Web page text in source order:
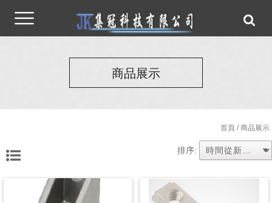
商品展示
首頁/ 商品展示
排序: